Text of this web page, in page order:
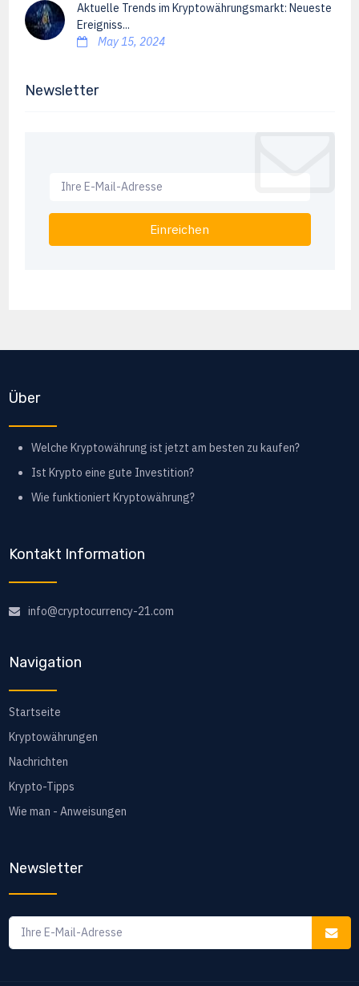
Aktuelle Trends im Kryptowährungsmarkt: Neueste
Ereigniss...
May 15, 2024
Newsletter
Einreichen
Über
Welche Kryptowährung ist jetzt am besten zu kaufen?
Ist Krypto eine gute Investition?
Wie funktioniert Kryptowährung?
Kontakt Information
info@cryptocurrency-21.com
Navigation
Startseite
Kryptowährungen
Nachrichten
Krypto-Tipps
Wie man - Anweisungen
Newsletter